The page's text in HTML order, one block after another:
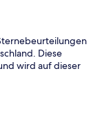
Diese
wird auf dieser